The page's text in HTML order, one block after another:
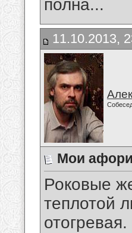
полна...
11.10.2013,
Мои
Роковые
теплотой
отогревая.